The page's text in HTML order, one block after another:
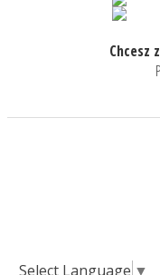
Chcesz
Select Language ▼